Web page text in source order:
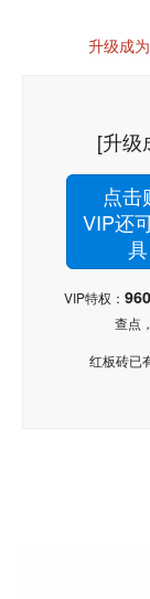
升级成
[升级
点击
VIP还
VIP特权： 960
查点，
红板砖已